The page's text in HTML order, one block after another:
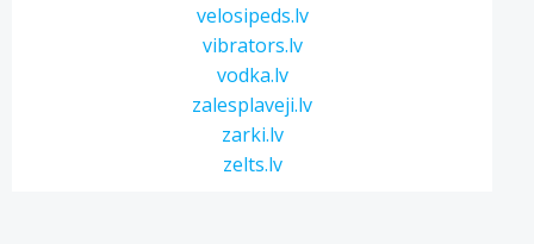
velosipeds.lv
vibrators.lv
vodka.lv
zalesplaveji.lv
zarki.lv
zelts.lv